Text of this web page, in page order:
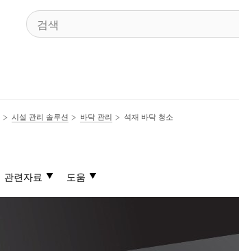
시설 관리 솔루션 바닥 관리 석재 바닥 청소
관련자료 도움